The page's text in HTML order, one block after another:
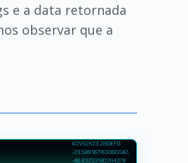
e a data retornada
observar que a